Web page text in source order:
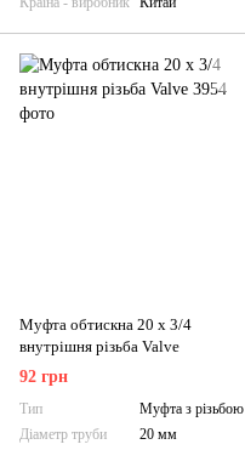
Муфта обтискна 20 х 3/4
внутрішня різьба Valve
92 грн
Тип
Муфта з різьбою
Діаметр труби
20 мм